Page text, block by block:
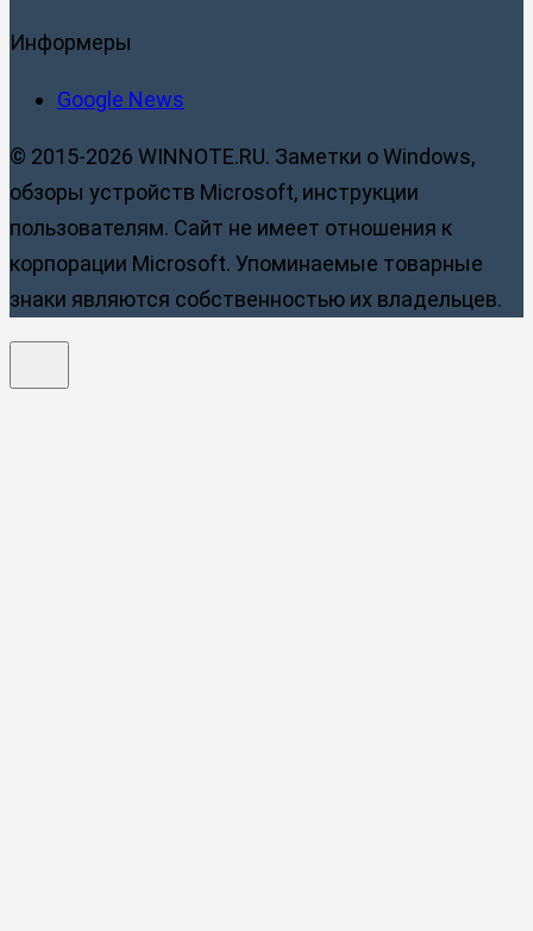
Информеры
Google News
© 2015-2026 WINNOTE.RU. Заметки о Windows,
обзоры устройств Microsoft, инструкции
пользователям. Сайт не имеет отношения к
корпорации Microsoft. Упоминаемые товарные
знаки являются собственностью их владельцев.